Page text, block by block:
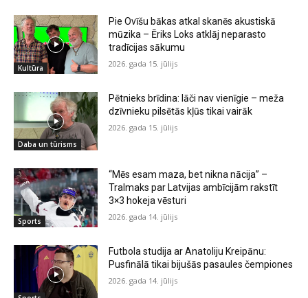
Kultūra
Pie Ovīšu bākas atkal skanēs akustiskā
mūzika – Ēriks Loks atklāj neparasto
tradīcijas sākumu
2026. gada 15. jūlijs
Daba un tūrisms
Pētnieks brīdina: lāči nav vienīgie – meža
dzīvnieku pilsētās kļūs tikai vairāk
2026. gada 15. jūlijs
Sports
“Mēs esam maza, bet nikna nācija” –
Tralmaks par Latvijas ambīcijām rakstīt
3×3 hokeja vēsturi
2026. gada 14. jūlijs
Futbola studija ar Anatoliju Kreipānu:
Pusfinālā tikai bijušās pasaules čempiones
2026. gada 14. jūlijs